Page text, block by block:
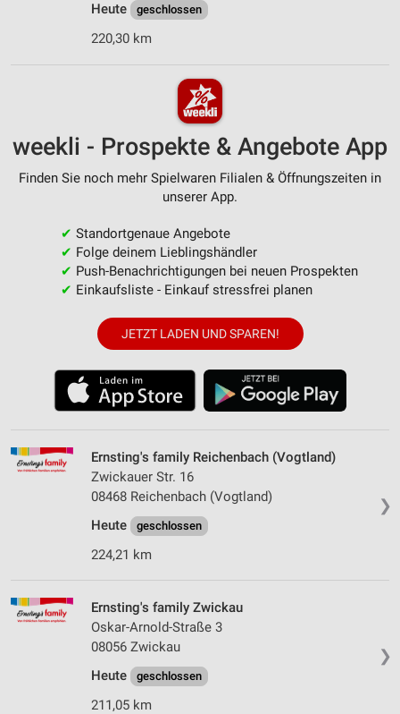
Heute
geschlossen
220,30 km
weekli - Prospekte & Angebote App
Finden Sie noch mehr Spielwaren Filialen & Öffnungszeiten in
unserer App.
✔ Standortgenaue Angebote
✔ Folge deinem Lieblingshändler
✔ Push-Benachrichtigungen bei neuen Prospekten
✔ Einkaufsliste - Einkauf stressfrei planen
JETZT LADEN UND SPAREN!
❯
Ernsting's family Reichenbach (Vogtland)
Zwickauer Str. 16
08468 Reichenbach (Vogtland)
Heute
geschlossen
224,21 km
❯
Ernsting's family Zwickau
Oskar-Arnold-Straße 3
08056 Zwickau
Heute
geschlossen
211,05 km